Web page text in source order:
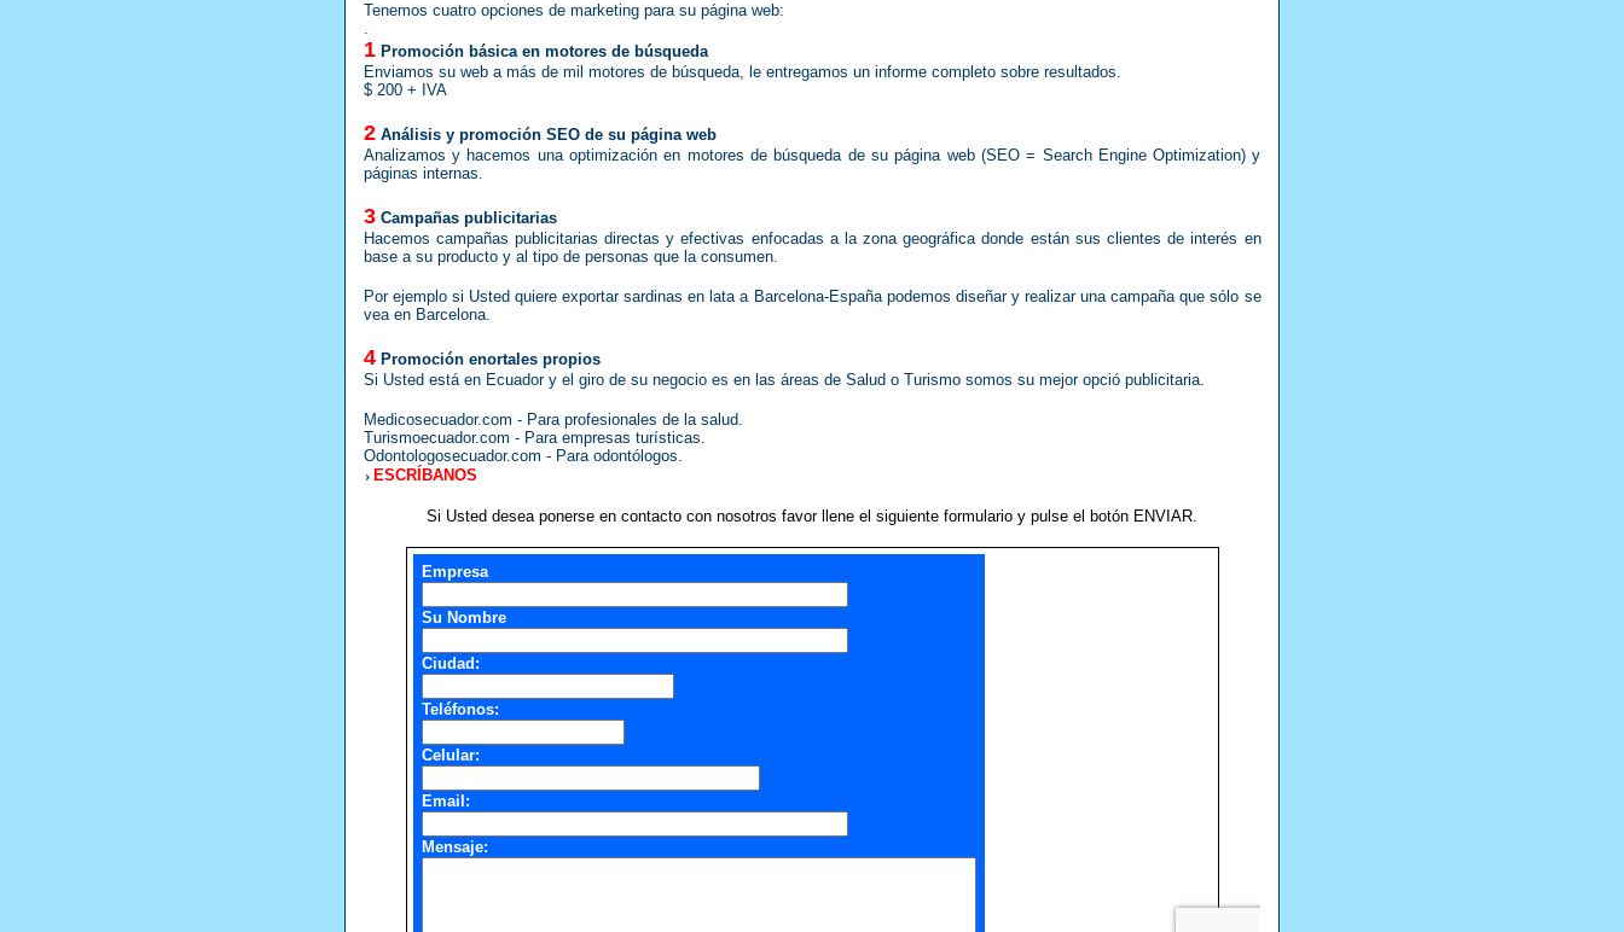
Tenemos cuatro opciones de marketing para su página web:
.
1Promoción básica en motores de búsqueda
Enviamos su web a más de mil motores de búsqueda, le entregamos un informe completo sobre resultados.
$ 200 + IVA
2 Análisis y promoción SEO de su página web
Analizamos y hacemos una optimización en motores de búsqueda de su página web (SEO = Search Engine Optimization) y
páginas internas.
3Campañas publicitarias
Hacemos campañas publicitarias directas y efectivas enfocadas a la zona geográfica donde están sus clientes de interés en
base a su producto y al tipo de personas que la consumen.
Por ejemplo si Usted quiere exportar sardinas en lata a Barcelona-España podemos diseñar y realizar una campaña que sólo se
vea en Barcelona.
4 Promoción enortales propios
Si Usted está en Ecuador y el giro de su negocio es en las áreas de Salud o Turismo somos su mejor opció publicitaria.
Medicosecuador.com - Para profesionales de la salud.
Turismoecuador.com - Para empresas turísticas.
Odontologosecuador.com - Para odontólogos.